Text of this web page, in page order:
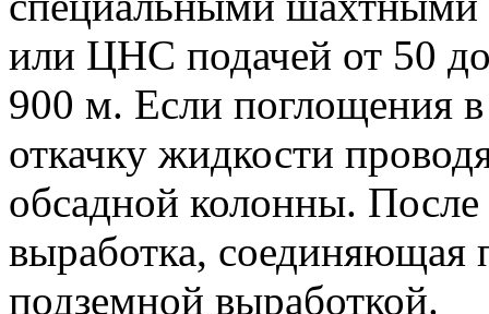
или ЦНС подачей от 50
900 м. Если поглощения в
откачку жидкости
обсадной колонны. После
выработка, соединяющая
подземной выработкой.